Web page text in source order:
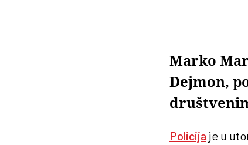
Marko
Dejmon,
Policija je u